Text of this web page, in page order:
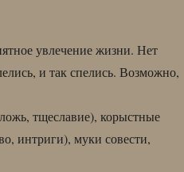
увлечение жизни. Нет
и так спелись. Возможно,
тщеславие), корыстные
интриги), муки совести,